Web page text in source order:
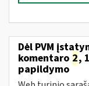
Dėl PVM
komentaro 2,
papildymo